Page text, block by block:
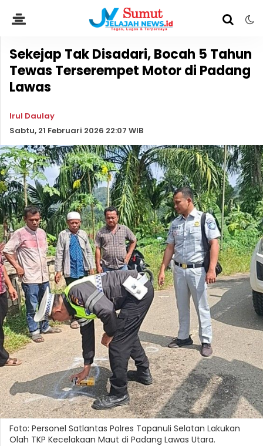
Sekejap Tak Disadari, Bocah 5 Tahun
Tewas Terserempet Motor di Padang
Lawas
Irul Daulay
Sabtu, 21 Februari 2026 22:07 WIB
Foto: Personel Satlantas Polres Tapanuli Selatan Lakukan
Olah TKP Kecelakaan Maut di Padang Lawas Utara.